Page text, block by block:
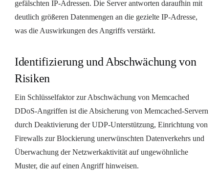
gefälschten IP-Adressen. Die Server antworten daraufhin mit
deutlich größeren Datenmengen an die gezielte IP-Adresse,
was die Auswirkungen des Angriffs verstärkt.
Identifizierung und Abschwächung von
Risiken
Ein Schlüsselfaktor zur Abschwächung von Memcached
DDoS-Angriffen ist die Absicherung von Memcached-Servern
durch Deaktivierung der UDP-Unterstützung, Einrichtung von
Firewalls zur Blockierung unerwünschten Datenverkehrs und
Überwachung der Netzwerkaktivität auf ungewöhnliche
Muster, die auf einen Angriff hinweisen.